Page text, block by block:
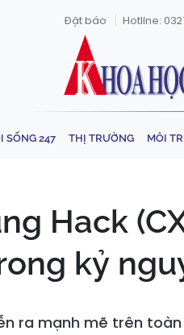
Đặt báo Hotline:
SỐNG 247 THỊ TRƯỜNG MÔI
Hack
kỷ
ra mạnh mẽ trên